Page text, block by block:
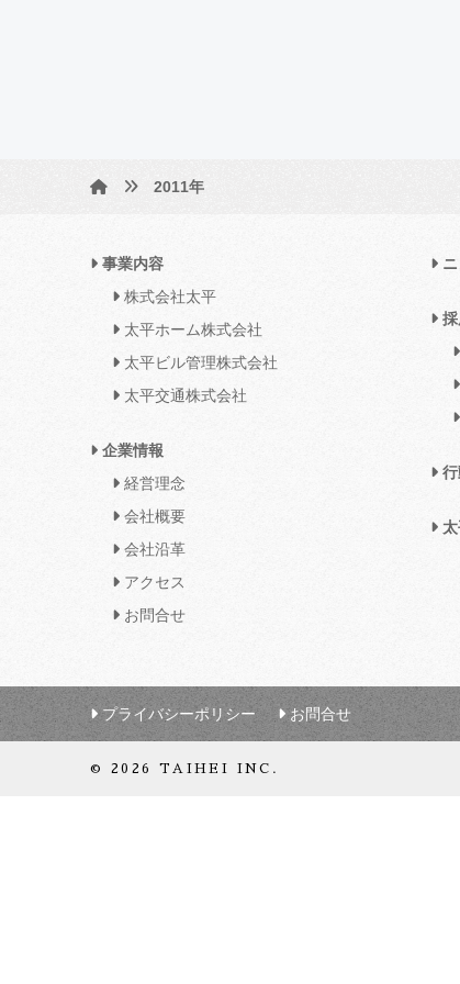
2011年
事業内容
株式会社太平
太平ホーム株式会社
太平ビル管理株式会社
太平交通株式会社
企業情報
経営理念
会社概要
会社沿革
アクセス
お問合せ
プライバシーポリシー お問合せ
© 2026 TAIHEI INC.